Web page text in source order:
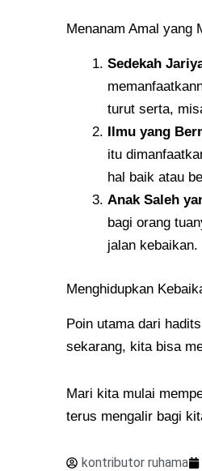
Menanam Amal yang
Sedekah
turut serta,
Ilmu yang
itu
hal baik atau
Anak Saleh
bagi orang
jalan kebaikan.
Menghidupkan
Poin utama dari
sekarang, kita bisa
Mari kita mulai
terus mengalir bagi
kontributor ruhama